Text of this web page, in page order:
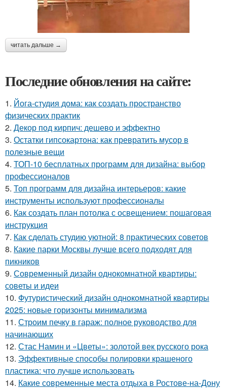
читать дальше →
Последние обновления на сайте:
1. Йога-студия дома: как создать пространство
физических практик
2. Декор под кирпич: дешево и эффектно
3. Остатки гипсокартона: как превратить мусор в
полезные вещи
4. ТОП-10 бесплатных программ для дизайна: выбор
профессионалов
5. Топ программ для дизайна интерьеров: какие
инструменты используют профессионалы
6. Как создать план потолка с освещением: пошаговая
инструкция
7. Как сделать студию уютной: 8 практических советов
8. Какие парки Москвы лучше всего подходят для
пикников
9. Современный дизайн однокомнатной квартиры:
советы и идеи
10. Футуристический дизайн однокомнатной квартиры
2025: новые горизонты минимализма
11. Строим печку в гараж: полное руководство для
начинающих
12. Стас Намин и «Цветы»: золотой век русского рока
13. Эффективные способы полировки крашеного
пластика: что лучше использовать
14. Какие современные места отдыха в Ростове-на-Дону